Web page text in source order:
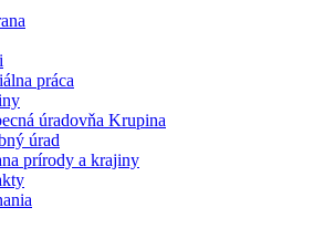
práca
úradovňa Krupina
úrad
prírody a krajiny